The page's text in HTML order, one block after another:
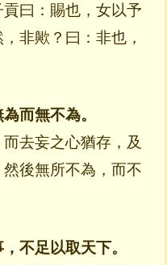
曰：賜也，女以予
非歟？曰：非也，
而無不為。
去妄之心猶存，及
後無所不為，而不
不足以取天下。